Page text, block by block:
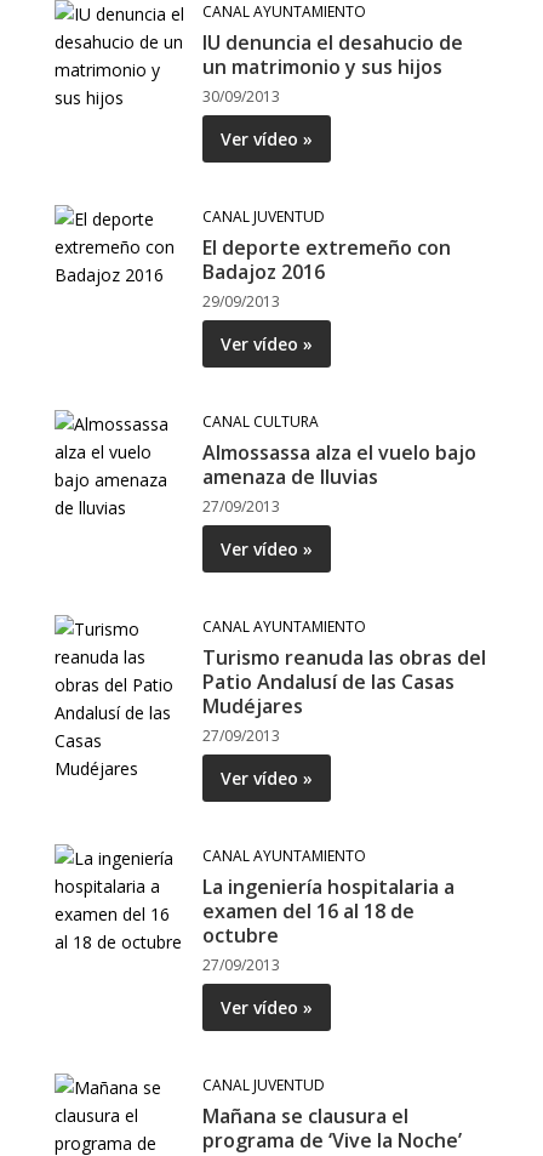
CANAL AYUNTAMIENTO
IU denuncia el desahucio de
un matrimonio y sus hijos
30/09/2013
Ver vídeo »
CANAL JUVENTUD
El deporte extremeño con
Badajoz 2016
29/09/2013
Ver vídeo »
CANAL CULTURA
Almossassa alza el vuelo bajo
amenaza de lluvias
27/09/2013
Ver vídeo »
CANAL AYUNTAMIENTO
Turismo reanuda las obras del
Patio Andalusí de las Casas
Mudéjares
27/09/2013
Ver vídeo »
CANAL AYUNTAMIENTO
La ingeniería hospitalaria a
examen del 16 al 18 de
octubre
27/09/2013
Ver vídeo »
CANAL JUVENTUD
Mañana se clausura el
programa de ‘Vive la Noche’